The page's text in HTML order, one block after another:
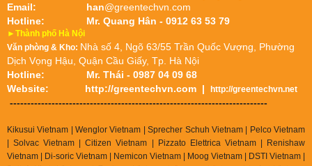
Email:
han@greentechvn.com
Hotline:
Mr. Quang Hân - 0912 63 53 79
►Thành phố Hà Nội
Văn phòng & Kho: Nhà số 4, Ngõ 63/55 Trần Quốc Vượng, Phường
Dịch Vọng Hậu, Quận Cầu Giấy, Tp. Hà Nội
Hotline:
Mr. Thái - 0987 04 09 68
Website: http://greentechvn.com | http://greentechvn.net
--------------------------------------------------------------------------
Kikusui Vietnam | Wenglor Vietnam | Sprecher Schuh Vietnam | Pelco Vietnam
| Solvac Vietnam | Citizen Vietnam | Pizzato Elettrica Vietnam| Renishaw
Vietnam | Di-soric Vietnam | Nemicon Vietnam | Moog Vietnam | DSTI Vietnam |